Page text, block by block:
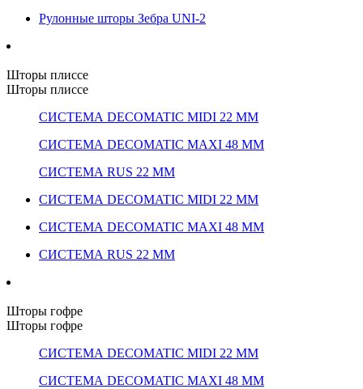
Рулонные шторы Зебра UNI-2
Шторы плиссе
Шторы плиссе
СИСТЕМА DECOMATIC MIDI 22 ММ
СИСТЕМА DECOMATIC MAXI 48 ММ
СИСТЕМА RUS 22 ММ
СИСТЕМА DECOMATIC MIDI 22 ММ
СИСТЕМА DECOMATIC MAXI 48 ММ
СИСТЕМА RUS 22 ММ
Шторы гофре
Шторы гофре
СИСТЕМА DECOMATIC MIDI 22 ММ
СИСТЕМА DECOMATIC MAXI 48 ММ